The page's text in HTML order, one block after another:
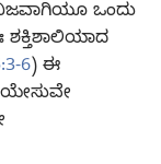
ಒಂದು
ಶಕ್ತಿಶಾಲಿಯಾದ
6) ಈ